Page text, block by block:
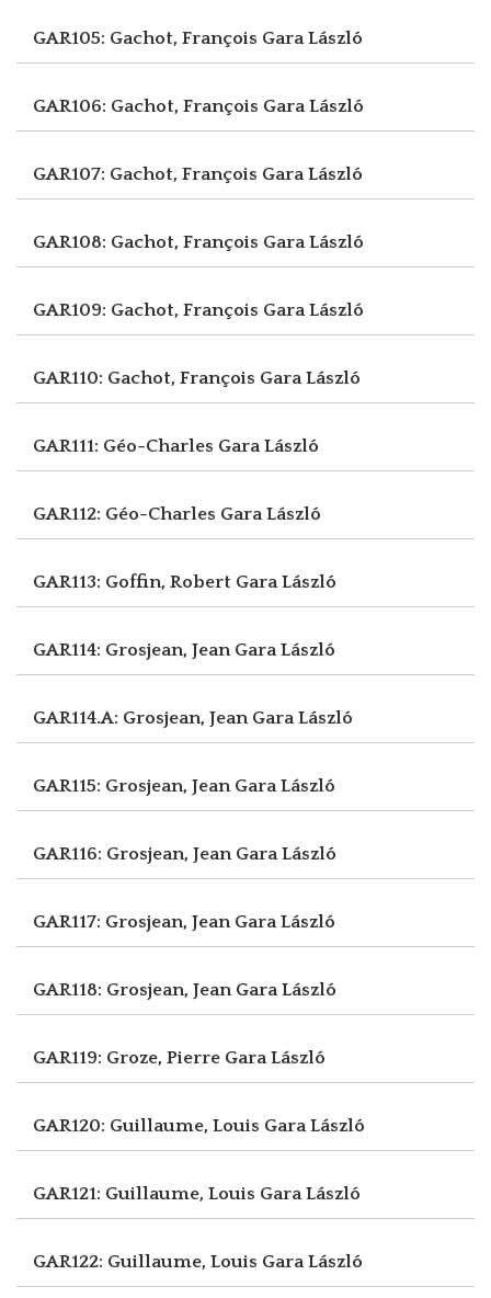
GAR105: Gachot, François Gara László
GAR106: Gachot, François Gara László
GAR107: Gachot, François Gara László
GAR108: Gachot, François Gara László
GAR109: Gachot, François Gara László
GAR110: Gachot, François Gara László
GAR111: Géo-Charles Gara László
GAR112: Géo-Charles Gara László
GAR113: Goffin, Robert Gara László
GAR114: Grosjean, Jean Gara László
GAR114.A: Grosjean, Jean Gara László
GAR115: Grosjean, Jean Gara László
GAR116: Grosjean, Jean Gara László
GAR117: Grosjean, Jean Gara László
GAR118: Grosjean, Jean Gara László
GAR119: Groze, Pierre Gara László
GAR120: Guillaume, Louis Gara László
GAR121: Guillaume, Louis Gara László
GAR122: Guillaume, Louis Gara László